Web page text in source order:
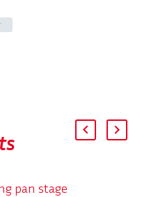
pan stage